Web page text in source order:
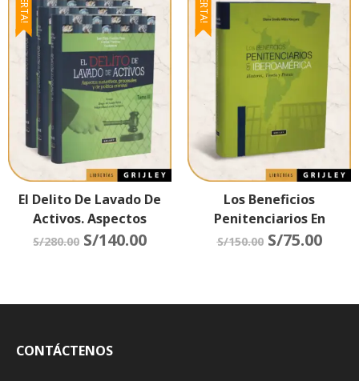
El Delito De Lavado De
Activos. Aspectos
Sustantivos, Procesales
S/280.00 S/140.00
Los Beneficios
Penitenciarios En
Iberoamérica Historia,
S/150.00 S/75.00
CONTÁCTENOS